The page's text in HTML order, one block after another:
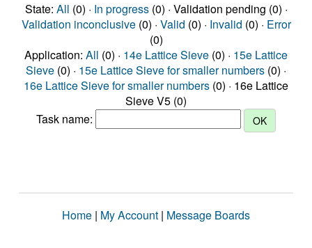
State: All (0) · In progress(0) · Validation pending (0) ·
Validation inconclusive(0) · Valid (0) · Invalid (0) · Error
(0)
Application: All (0) · 14e Lattice Sieve (0) · 15e Lattice
Sieve (0) · 15e Lattice Sieve for smaller numbers (0) ·
16e Lattice Sieve for smaller numbers (0) · 16e Lattice
Sieve V5 (0)
Task name:
Home | My Account | Message Boards